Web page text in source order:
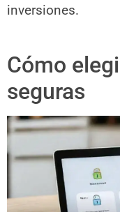
inversiones.
Cómo
seguras